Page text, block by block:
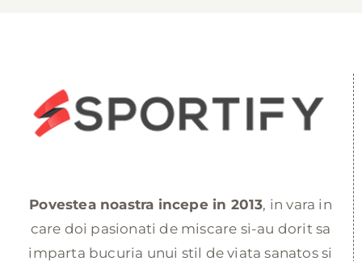
Povestea noastra incepe in 2013, in vara in
care doi pasionati de miscare si-au dorit sa
imparta bucuria unui stil de viata sanatos si